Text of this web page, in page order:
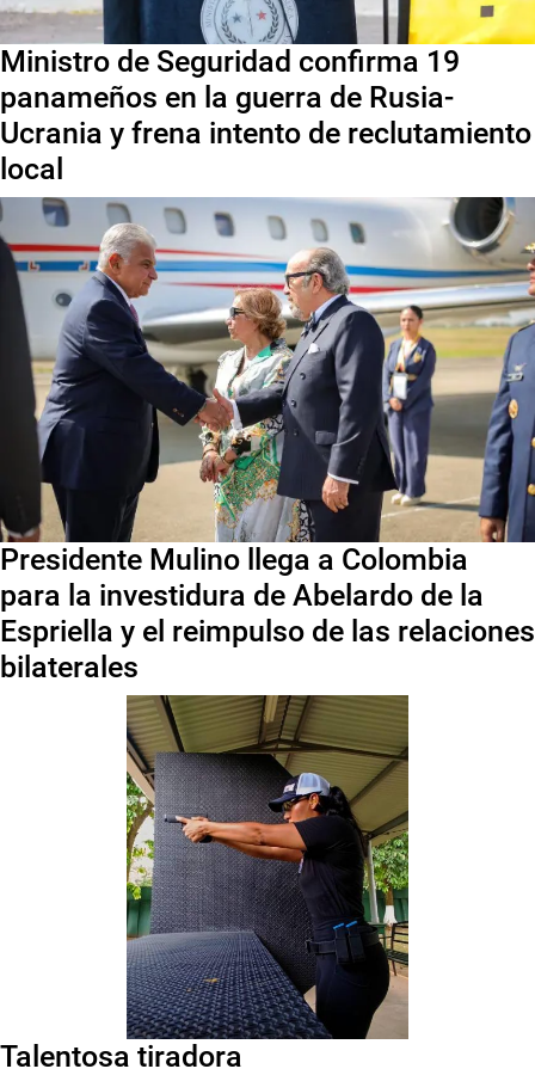
Ministro de Seguridad confirma 19
panameños en la guerra de Rusia-
Ucrania y frena intento de reclutamiento
local
Presidente Mulino llega a Colombia
para la investidura de Abelardo de la
Espriella y el reimpulso de las relaciones
bilaterales
Talentosa tiradora